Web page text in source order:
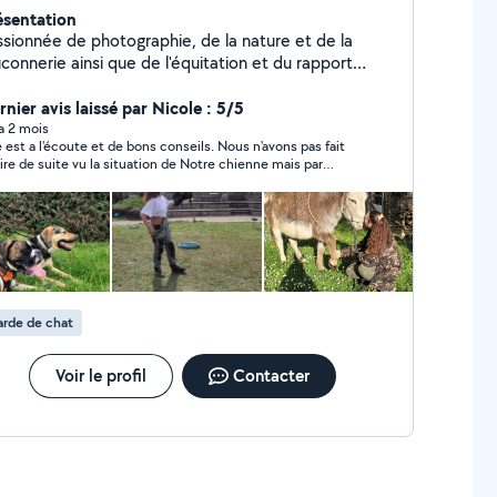
de photographie, de la nature et de la
ainsi que de l'équitation et du rapport
avis laissé par Nicole : 5/5
2 mois
a l'écoute et de bons conseils. Nous n'avons pas fait
de suite vu la situation de Notre chienne mais par
de chat
Voir le profil Contacter